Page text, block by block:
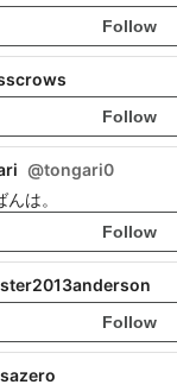
Follow
Follow
@tongari0
んは。
Follow
Follow